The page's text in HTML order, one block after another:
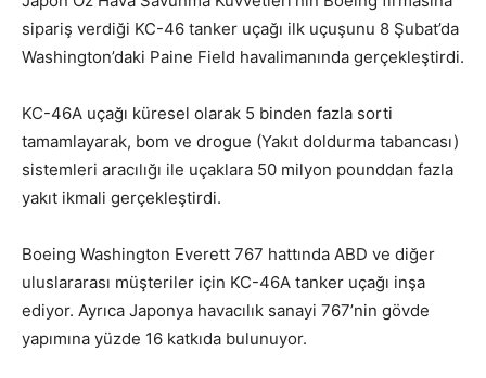
sipariş verdiği KC-46 tanker uçağı ilk uçuşunu 8 Şubat’da
Washington’daki Paine Field havalimanında gerçekleştirdi.
KC-46A uçağı küresel olarak 5 binden fazla sorti
tamamlayarak, bom ve drogue (Yakıt doldurma tabancası)
sistemleri aracılığı ile uçaklara 50 milyon pounddan fazla
yakıt ikmali gerçekleştirdi.
Boeing Washington Everett 767 hattında ABD ve diğer
uluslararası müşteriler için KC-46A tanker uçağı inşa
ediyor. Ayrıca Japonya havacılık sanayi 767’nin gövde
yapımına yüzde 16 katkıda bulunuyor.